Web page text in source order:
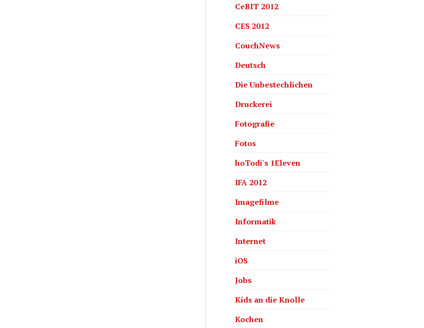
CeBIT 2012
CES 2012
CouchNews
Deutsch
Die Unbestechlichen
Druckerei
Fotografie
Fotos
hoTodi's 1Eleven
IFA 2012
Imagefilme
Informatik
Internet
iOS
Jobs
Kids an die Knolle
Kochen